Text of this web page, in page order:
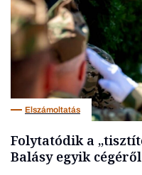
Elszámoltatás
Folytatódik a
Balásy egyik